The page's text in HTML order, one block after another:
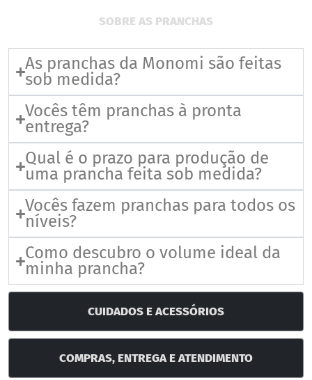
SOBRE AS PRANCHAS
CUIDADOS E ACESSÓRIOS
COMPRAS, ENTREGA E ATENDIMENTO
As pranchas da Monomi são feitas
sob medida?
Vocês têm pranchas à pronta
entrega?
Qual é o prazo para produção de
uma prancha feita sob medida?
Vocês fazem pranchas para todos os
níveis?
Como descubro o volume ideal da
minha prancha?